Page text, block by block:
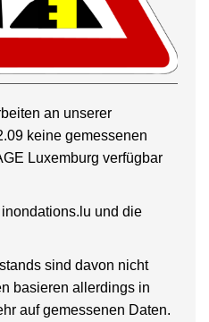
an unserer
keine gemessenen
Luxemburg verfügbar
und die
sind davon nicht
basieren allerdings in
auf gemessenen Daten.